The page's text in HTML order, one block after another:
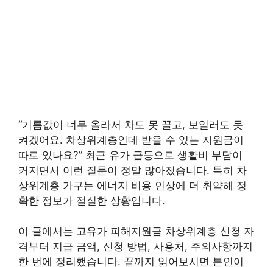
“기름값이 너무 올라서 차도 못 끌고, 보일러도 못
켜겠어요. 차상위계층인데 받을 수 있는 지원금이
따로 있나요?” 최근 유가 급등으로 생활비 부담이
커지면서 이런 질문이 정말 많아졌습니다. 특히 차
상위계층 가구는 에너지 비용 인상에 더 취약해 정
확한 정보가 절실한 상황입니다.
이 글에서는 고유가 피해지원금 차상위계층 신청 자
격부터 지급 금액, 신청 방법, 사용처, 주의사항까지
한 번에 정리했습니다. 끝까지 읽어보시면 본인이